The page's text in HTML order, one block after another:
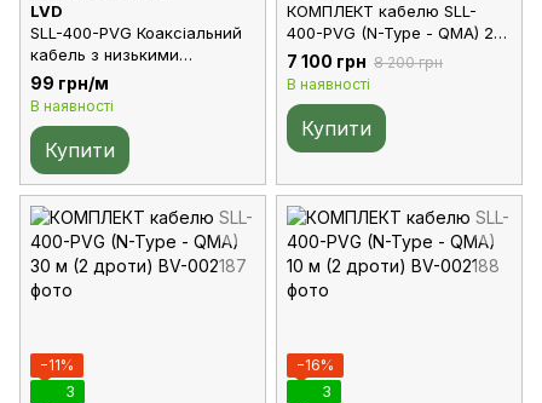
LVD
SLL-400-PVG Коаксіальний
кабель з низькими
втратами в зеленій ПВХ
оболонці Ø10 мм
99 грн/м
В наявності
Купити
КОМПЛЕКТ кабелю SLL-
400-PVG (N-Type - QMA) 20
м (2 дроти)
7 100 грн 8 200 грн
В наявності
Купити
−11%
3
−16%
3